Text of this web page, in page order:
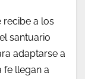
recibe a los
santuario
adaptarse a
fe llegan a